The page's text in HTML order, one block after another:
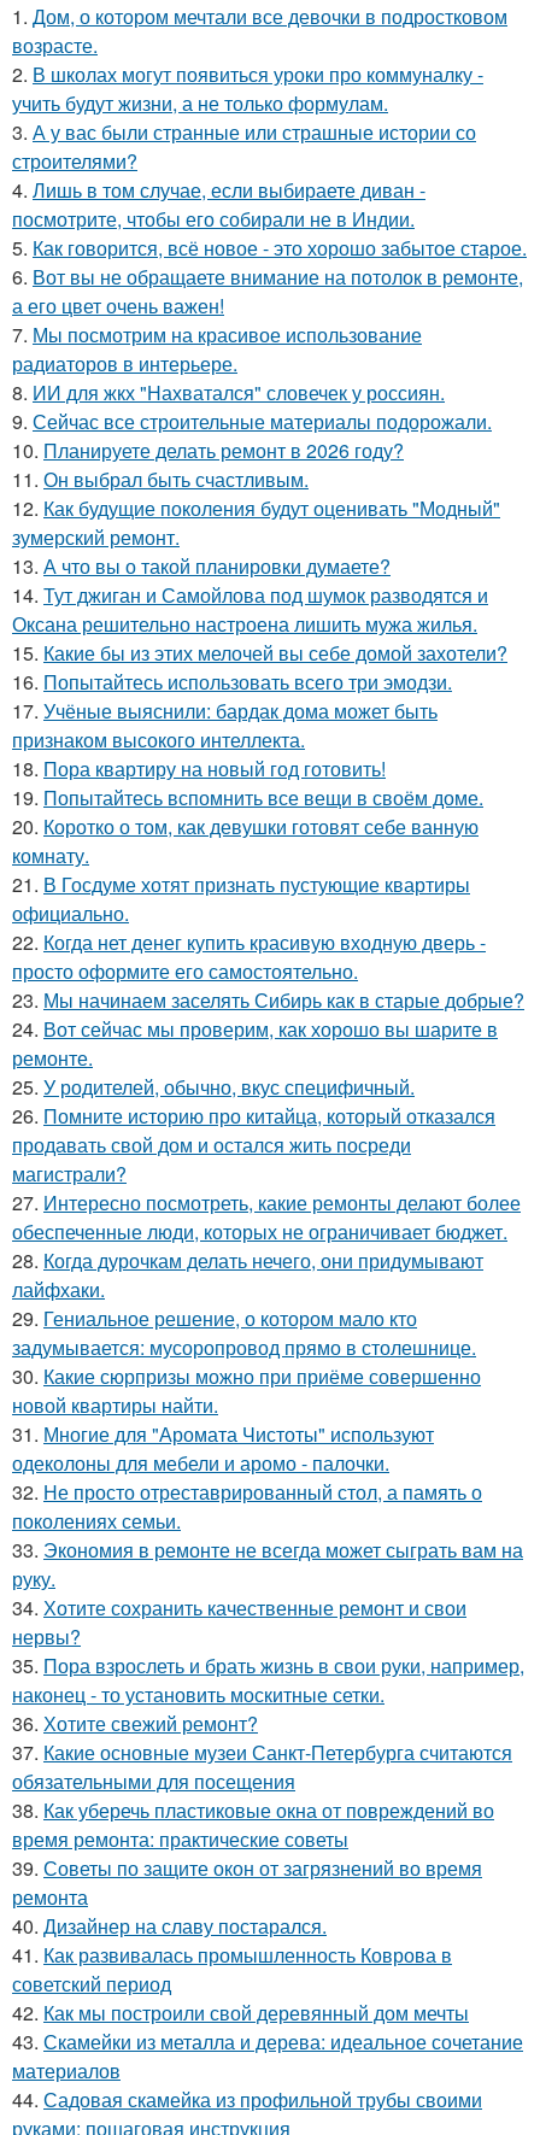
1. Дом, о котором мечтали все девочки в подростковом
возрасте.
2. В школах могут появиться уроки про коммуналку -
учить будут жизни, а не только формулам.
3. А у вас были странные или страшные истории со
строителями?
4. Лишь в том случае, если выбираете диван -
посмотрите, чтобы его собирали не в Индии.
5. Как говорится, всё новое - это хорошо забытое старое.
6. Вот вы не обращаете внимание на потолок в ремонте,
а его цвет очень важен!
7. Мы посмотрим на красивое использование
радиаторов в интерьере.
8. ИИ для жкх "Нахватался" словечек у россиян.
9. Сейчас все строительные материалы подорожали.
10. Планируете делать ремонт в 2026 году?
11. Он выбрал быть счастливым.
12. Как будущие поколения будут оценивать "Модный"
зумерский ремонт.
13. А что вы о такой планировки думаете?
14. Тут джиган и Самойлова под шумок разводятся и
Оксана решительно настроена лишить мужа жилья.
15. Какие бы из этих мелочей вы себе домой захотели?
16. Попытайтесь использовать всего три эмодзи.
17. Учёные выяснили: бардак дома может быть
признаком высокого интеллекта.
18. Пора квартиру на новый год готовить!
19. Попытайтесь вспомнить все вещи в своём доме.
20. Коротко о том, как девушки готовят себе ванную
комнату.
21. В Госдуме хотят признать пустующие квартиры
официально.
22. Когда нет денег купить красивую входную дверь -
просто оформите его самостоятельно.
23. Мы начинаем заселять Сибирь как в старые добрые?
24. Вот сейчас мы проверим, как хорошо вы шарите в
ремонте.
25. У родителей, обычно, вкус специфичный.
26. Помните историю про китайца, который отказался
продавать свой дом и остался жить посреди
магистрали?
27. Интересно посмотреть, какие ремонты делают более
обеспеченные люди, которых не ограничивает бюджет.
28. Когда дурочкам делать нечего, они придумывают
лайфхаки.
29. Гениальное решение, о котором мало кто
задумывается: мусоропровод прямо в столешнице.
30. Какие сюрпризы можно при приёме совершенно
новой квартиры найти.
31. Многие для "Аромата Чистоты" используют
одеколоны для мебели и аромо - палочки.
32. Не просто отреставрированный стол, а память о
поколениях семьи.
33. Экономия в ремонте не всегда может сыграть вам на
руку.
34. Хотите сохранить качественные ремонт и свои
нервы?
35. Пора взрослеть и брать жизнь в свои руки, например,
наконец - то установить москитные сетки.
36. Хотите свежий ремонт?
37. Какие основные музеи Санкт-Петербурга считаются
обязательными для посещения
38. Как уберечь пластиковые окна от повреждений во
время ремонта: практические советы
39. Советы по защите окон от загрязнений во время
ремонта
40. Дизайнер на славу постарался.
41. Как развивалась промышленность Коврова в
советский период
42. Как мы построили свой деревянный дом мечты
43. Скамейки из металла и дерева: идеальное сочетание
материалов
44. Садовая скамейка из профильной трубы своими
руками: пошаговая инструкция